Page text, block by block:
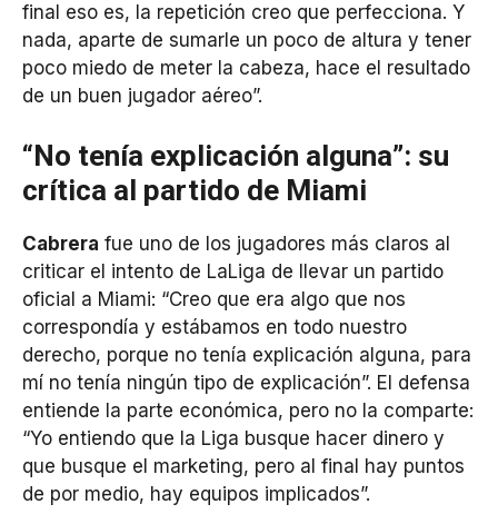
final eso es, la repetición creo que perfecciona. Y
nada, aparte de sumarle un poco de altura y tener
poco miedo de meter la cabeza, hace el resultado
de un buen jugador aéreo”.
“No tenía explicación alguna”: su
crítica al partido de Miami
Cabrera fue uno de los jugadores más claros al
criticar el intento de LaLiga de llevar un partido
oficial a Miami: “Creo que era algo que nos
correspondía y estábamos en todo nuestro
derecho, porque no tenía explicación alguna, para
mí no tenía ningún tipo de explicación”. El defensa
entiende la parte económica, pero no la comparte:
“Yo entiendo que la Liga busque hacer dinero y
que busque el marketing, pero al final hay puntos
de por medio, hay equipos implicados”.